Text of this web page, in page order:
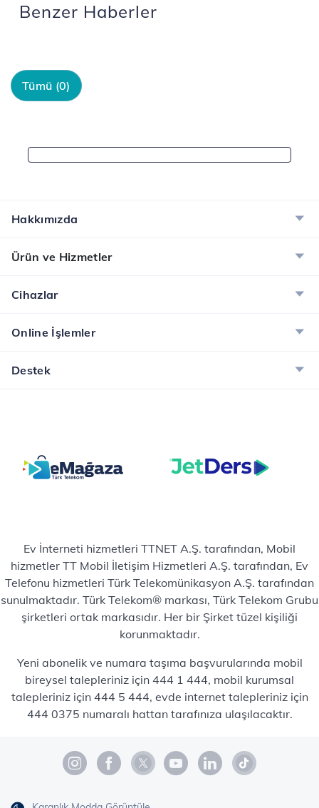
Benzer Haberler
Tümü (0)
Hakkımızda
Ürün ve Hizmetler
Cihazlar
Online İşlemler
Destek
Ev İnterneti hizmetleri TTNET A.Ş. tarafından, Mobil
hizmetler TT Mobil İletişim Hizmetleri A.Ş. tarafından, Ev
Telefonu hizmetleri Türk Telekomünikasyon A.Ş. tarafından
sunulmaktadır. Türk Telekom® markası, Türk Telekom Grubu
şirketleri ortak markasıdır. Her bir Şirket tüzel kişiliği
korunmaktadır.
Yeni abonelik ve numara taşıma başvurularında mobil
bireysel talepleriniz için 444 1 444, mobil kurumsal
talepleriniz için 444 5 444, evde internet talepleriniz için
444 0375 numaralı hattan tarafınıza ulaşılacaktır.